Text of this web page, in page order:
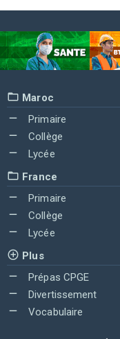
Maroc
Primaire
Collège
Lycée
France
Primaire
Collège
Lycée
Plus
Prépas CPGE
Divertissement
Vocabulaire